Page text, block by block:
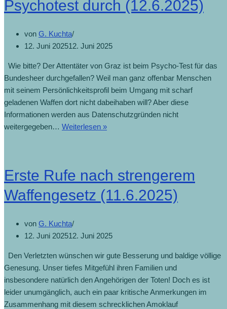
Psychotest durch (12.6.2025)
von G. Kuchta
12. Juni 202512. Juni 2025
Wie bitte? Der Attentäter von Graz ist beim Psycho-Test für das
Bundesheer durchgefallen? Weil man ganz offenbar Menschen
mit seinem Persönlichkeitsprofil beim Umgang mit scharf
geladenen Waffen dort nicht dabeihaben will? Aber diese
Informationen werden aus Datenschutzgründen nicht
weitergegeben… Weiterlesen »
Erste Rufe nach strengerem
Waffengesetz (11.6.2025)
von G. Kuchta
12. Juni 202512. Juni 2025
Den Verletzten wünschen wir gute Besserung und baldige völlige
Genesung. Unser tiefes Mitgefühl ihren Familien und
insbesondere natürlich den Angehörigen der Toten! Doch es ist
leider unumgänglich, auch ein paar kritische Anmerkungen im
Zusammenhang mit diesem schrecklichen Amoklauf